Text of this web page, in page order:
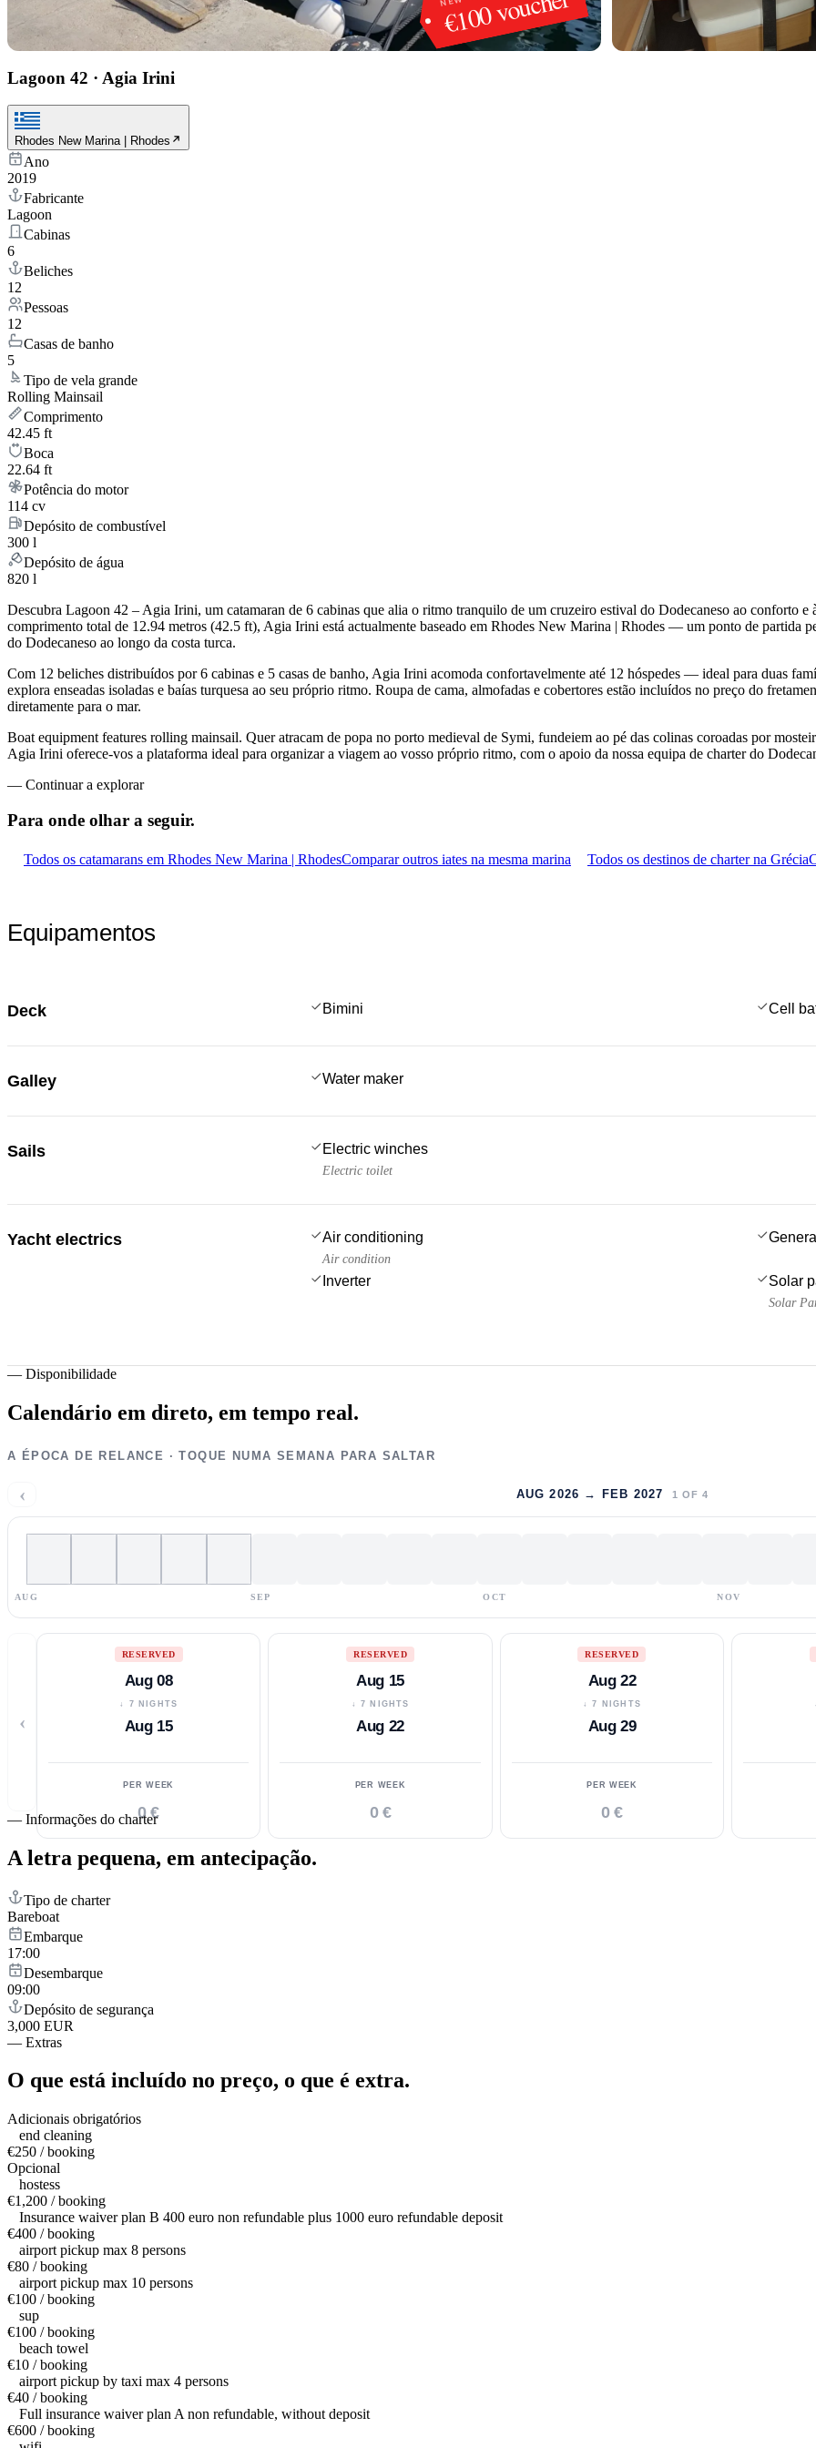
Lagoon 42 · Agia Irini
Rhodes New Marina | Rhodes
Ano
2019
Fabricante
Lagoon
Cabinas
6
Beliches
12
Pessoas
12
Casas de banho
5
Tipo de vela grande
Rolling Mainsail
Comprimento
42.45 ft
Boca
22.64 ft
Potência do motor
114 cv
Depósito de combustível
300 l
Depósito de água
820 l
Descubra Lagoon 42 – Agia Irini, um catamaran de 6 cabinas que alia o ritmo tranquilo de um cruzeiro estival do Dodecaneso ao conforto
comprimento total de 12.94 metros (42.5 ft), Agia Irini está actualmente baseado em Rhodes New Marina | Rhodes — um ponto de partida
do Dodecaneso ao longo da costa turca.
Com 12 beliches distribuídos por 6 cabinas e 5 casas de banho, Agia Irini acomoda confortavelmente até 12 hóspedes — ideal para duas
explora enseadas isoladas e baías turquesa ao seu próprio ritmo. Roupa de cama, almofadas e cobertores estão incluídos no preço do
diretamente para o mar.
Boat equipment features rolling mainsail. Quer atracam de popa no porto medieval de Symi, fundeiem ao pé das colinas coroadas por
Agia Irini oferece-vos a plataforma ideal para organizar a viagem ao vosso próprio ritmo, com o apoio da nossa equipa de charter do
— Continuar a explorar
Para onde olhar a seguir.
Todos os catamarans em Rhodes New Marina | RhodesComparar outros iates na mesma marina Todos os destinos de charter na Grécia
Equipamentos
Deck Bimini Cell
Galley Water maker
Sails Electric winches
Electric toilet
Yacht electrics Air conditioning
Air condition
Inverter Solar
Solar
— Disponibilidade
Calendário em direto, em tempo real.
A ÉPOCA DE RELANCE · TOQUE NUMA SEMANA PARA SALTAR
‹ AUG 2026 → FEB 2027 1 OF 4
AUG SEP OCT NOV
‹
RESERVED
Aug 08
↓ 7 NIGHTS
Aug 15
PER WEEK
0 €
RESERVED
Aug 15
↓ 7 NIGHTS
Aug 22
PER WEEK
0 €
RESERVED
Aug 22
↓ 7 NIGHTS
Aug 29
PER WEEK
0 €
— Informações do charter
A letra pequena, em antecipação.
Tipo de charter
Bareboat
Embarque
17:00
Desembarque
09:00
Depósito de segurança
3,000 EUR
— Extras
O que está incluído no preço, o que é extra.
Adicionais obrigatórios
end cleaning
€250 / booking
Opcional
hostess
€1,200 / booking
Insurance waiver plan B 400 euro non refundable plus 1000 euro refundable deposit
€400 / booking
airport pickup max 8 persons
€80 / booking
airport pickup max 10 persons
€100 / booking
sup
€100 / booking
beach towel
€10 / booking
airport pickup by taxi max 4 persons
€40 / booking
Full insurance waiver plan A non refundable, without deposit
€600 / booking